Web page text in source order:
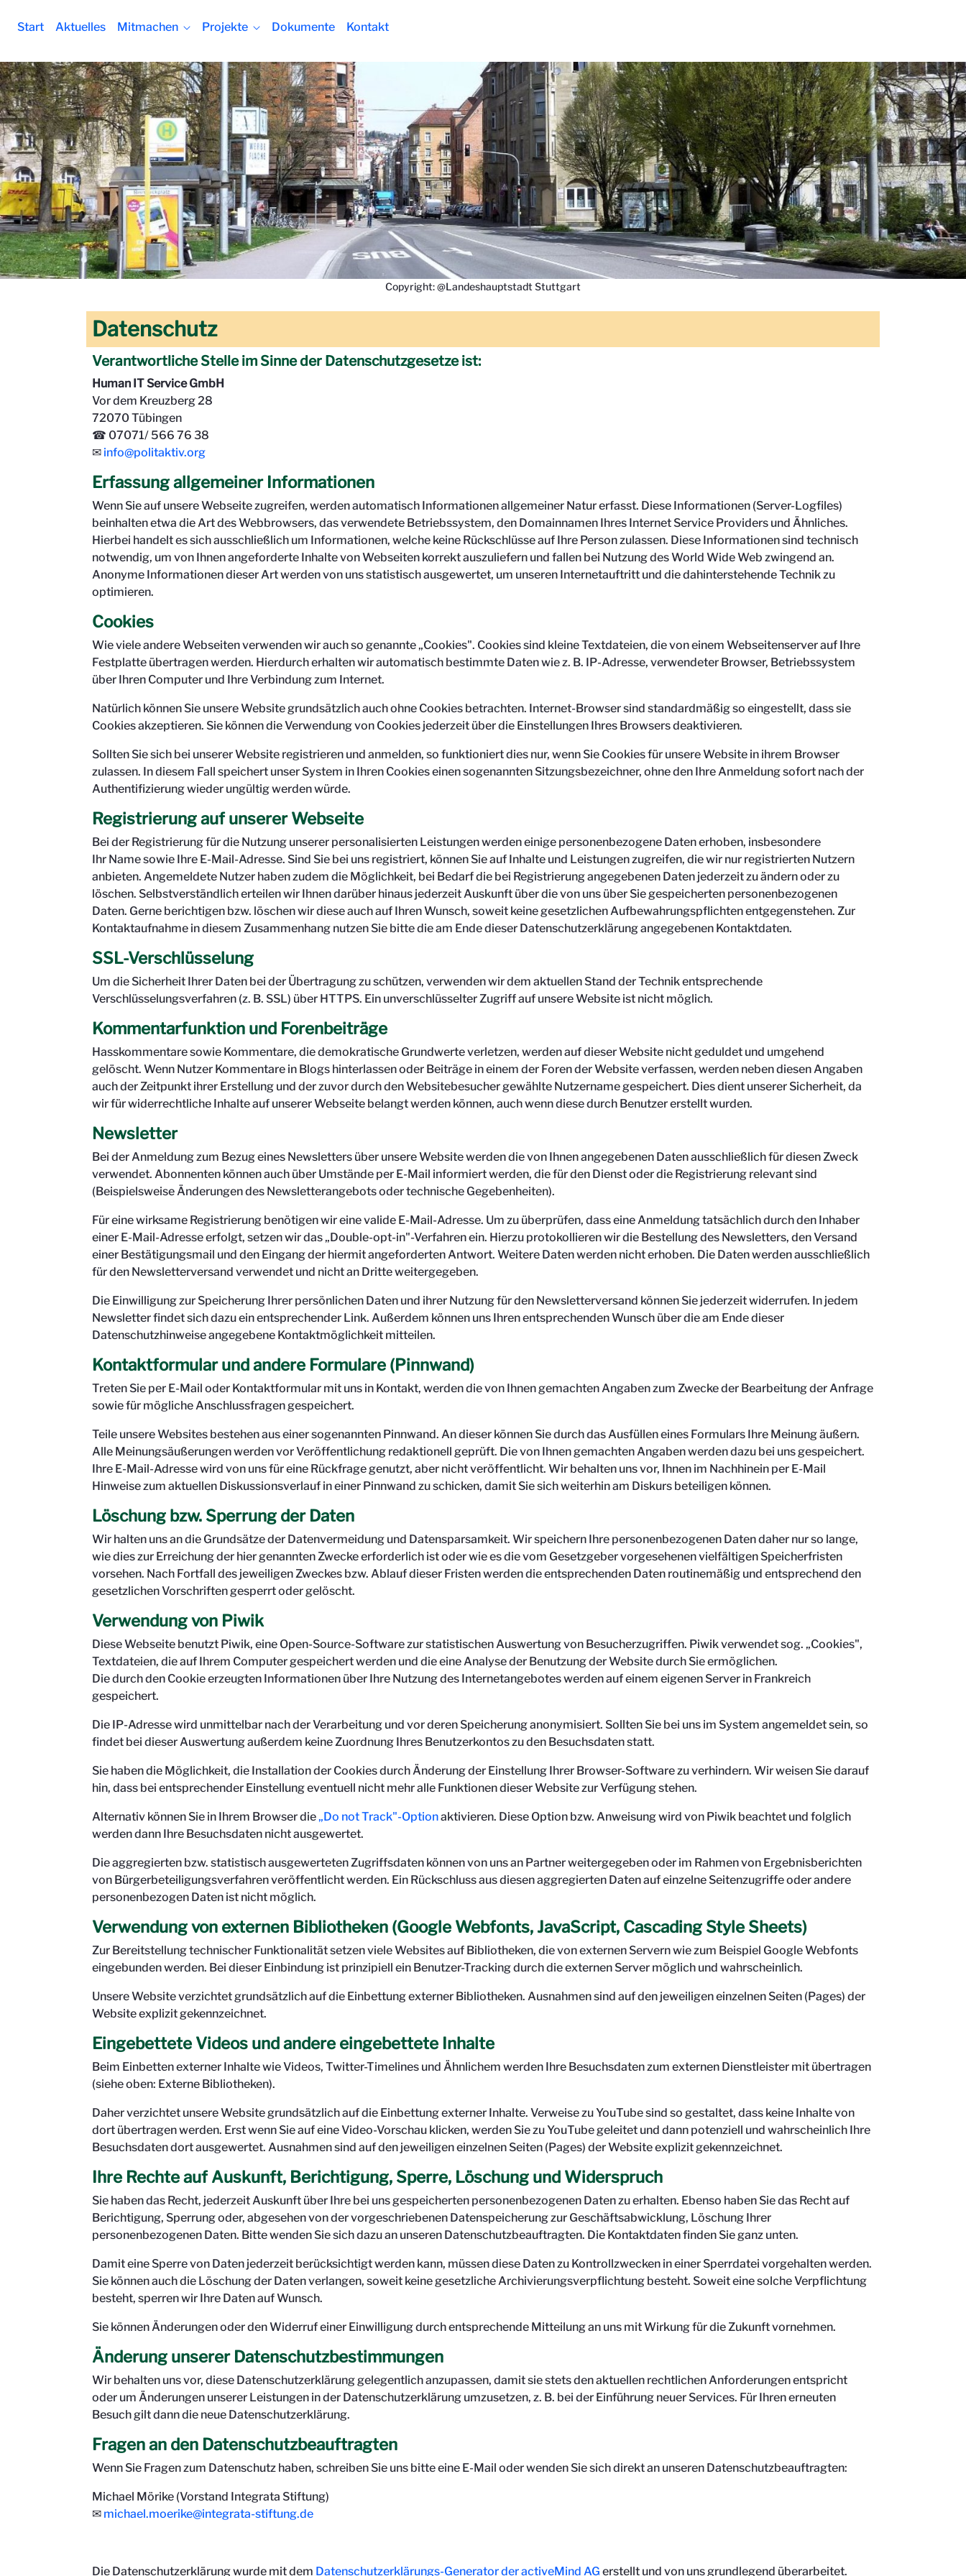
Start Aktuelles Mitmachen Projekte Dokumente Kontakt
Copyright: @Landeshauptstadt Stuttgart
Datenschutz
Verantwortliche Stelle im Sinne der Datenschutzgesetze ist:
Human IT Service GmbH
Vor dem Kreuzberg 28
72070 Tübingen
☎ 07071/ 566 76 38
✉ info@politaktiv.org
Erfassung allgemeiner Informationen
Wenn Sie auf unsere Webseite zugreifen, werden automatisch Informationen allgemeiner Natur erfasst. Diese Informationen (Server-Logfiles)
beinhalten etwa die Art des Webbrowsers, das verwendete Betriebssystem, den Domainnamen Ihres Internet Service Providers und Ähnliches.
Hierbei handelt es sich ausschließlich um Informationen, welche keine Rückschlüsse auf Ihre Person zulassen. Diese Informationen sind technisch
notwendig, um von Ihnen angeforderte Inhalte von Webseiten korrekt auszuliefern und fallen bei Nutzung des World Wide Web zwingend an.
Anonyme Informationen dieser Art werden von uns statistisch ausgewertet, um unseren Internetauftritt und die dahinterstehende Technik zu
optimieren.
Cookies
Wie viele andere Webseiten verwenden wir auch so genannte „Cookies". Cookies sind kleine Textdateien, die von einem Webseitenserver auf Ihre
Festplatte übertragen werden. Hierdurch erhalten wir automatisch bestimmte Daten wie z. B. IP-Adresse, verwendeter Browser, Betriebssystem
über Ihren Computer und Ihre Verbindung zum Internet.
Natürlich können Sie unsere Website grundsätzlich auch ohne Cookies betrachten. Internet-Browser sind standardmäßig so eingestellt, dass sie
Cookies akzeptieren. Sie können die Verwendung von Cookies jederzeit über die Einstellungen Ihres Browsers deaktivieren.
Sollten Sie sich bei unserer Website registrieren und anmelden, so funktioniert dies nur, wenn Sie Cookies für unsere Website in ihrem Browser
zulassen. In diesem Fall speichert unser System in Ihren Cookies einen sogenannten Sitzungsbezeichner, ohne den Ihre Anmeldung sofort nach der
Authentifizierung wieder ungültig werden würde.
Registrierung auf unserer Webseite
Bei der Registrierung für die Nutzung unserer personalisierten Leistungen werden einige personenbezogene Daten erhoben, insbesondere
Ihr Name sowie Ihre E-Mail-Adresse. Sind Sie bei uns registriert, können Sie auf Inhalte und Leistungen zugreifen, die wir nur registrierten Nutzern
anbieten. Angemeldete Nutzer haben zudem die Möglichkeit, bei Bedarf die bei Registrierung angegebenen Daten jederzeit zu ändern oder zu
löschen. Selbstverständlich erteilen wir Ihnen darüber hinaus jederzeit Auskunft über die von uns über Sie gespeicherten personenbezogenen
Daten. Gerne berichtigen bzw. löschen wir diese auch auf Ihren Wunsch, soweit keine gesetzlichen Aufbewahrungspflichten entgegenstehen. Zur
Kontaktaufnahme in diesem Zusammenhang nutzen Sie bitte die am Ende dieser Datenschutzerklärung angegebenen Kontaktdaten.
SSL-Verschlüsselung
Um die Sicherheit Ihrer Daten bei der Übertragung zu schützen, verwenden wir dem aktuellen Stand der Technik entsprechende
Verschlüsselungsverfahren (z. B. SSL) über HTTPS. Ein unverschlüsselter Zugriff auf unsere Website ist nicht möglich.
Kommentarfunktion und Forenbeiträge
Hasskommentare sowie Kommentare, die demokratische Grundwerte verletzen, werden auf dieser Website nicht geduldet und umgehend
gelöscht. Wenn Nutzer Kommentare in Blogs hinterlassen oder Beiträge in einem der Foren der Website verfassen, werden neben diesen Angaben
auch der Zeitpunkt ihrer Erstellung und der zuvor durch den Websitebesucher gewählte Nutzername gespeichert. Dies dient unserer Sicherheit, da
wir für widerrechtliche Inhalte auf unserer Webseite belangt werden können, auch wenn diese durch Benutzer erstellt wurden.
Newsletter
Bei der Anmeldung zum Bezug eines Newsletters über unsere Website werden die von Ihnen angegebenen Daten ausschließlich für diesen Zweck
verwendet. Abonnenten können auch über Umstände per E-Mail informiert werden, die für den Dienst oder die Registrierung relevant sind
(Beispielsweise Änderungen des Newsletterangebots oder technische Gegebenheiten).
Für eine wirksame Registrierung benötigen wir eine valide E-Mail-Adresse. Um zu überprüfen, dass eine Anmeldung tatsächlich durch den Inhaber
einer E-Mail-Adresse erfolgt, setzen wir das „Double-opt-in"-Verfahren ein. Hierzu protokollieren wir die Bestellung des Newsletters, den Versand
einer Bestätigungsmail und den Eingang der hiermit angeforderten Antwort. Weitere Daten werden nicht erhoben. Die Daten werden ausschließlich
für den Newsletterversand verwendet und nicht an Dritte weitergegeben.
Die Einwilligung zur Speicherung Ihrer persönlichen Daten und ihrer Nutzung für den Newsletterversand können Sie jederzeit widerrufen. In jedem
Newsletter findet sich dazu ein entsprechender Link. Außerdem können uns Ihren entsprechenden Wunsch über die am Ende dieser
Datenschutzhinweise angegebene Kontaktmöglichkeit mitteilen.
Kontaktformular und andere Formulare (Pinnwand)
Treten Sie per E-Mail oder Kontaktformular mit uns in Kontakt, werden die von Ihnen gemachten Angaben zum Zwecke der Bearbeitung der Anfrage
sowie für mögliche Anschlussfragen gespeichert.
Teile unsere Websites bestehen aus einer sogenannten Pinnwand. An dieser können Sie durch das Ausfüllen eines Formulars Ihre Meinung äußern.
Alle Meinungsäußerungen werden vor Veröffentlichung redaktionell geprüft. Die von Ihnen gemachten Angaben werden dazu bei uns gespeichert.
Ihre E-Mail-Adresse wird von uns für eine Rückfrage genutzt, aber nicht veröffentlicht. Wir behalten uns vor, Ihnen im Nachhinein per E-Mail
Hinweise zum aktuellen Diskussionsverlauf in einer Pinnwand zu schicken, damit Sie sich weiterhin am Diskurs beteiligen können.
Löschung bzw. Sperrung der Daten
Wir halten uns an die Grundsätze der Datenvermeidung und Datensparsamkeit. Wir speichern Ihre personenbezogenen Daten daher nur so lange,
wie dies zur Erreichung der hier genannten Zwecke erforderlich ist oder wie es die vom Gesetzgeber vorgesehenen vielfältigen Speicherfristen
vorsehen. Nach Fortfall des jeweiligen Zweckes bzw. Ablauf dieser Fristen werden die entsprechenden Daten routinemäßig und entsprechend den
gesetzlichen Vorschriften gesperrt oder gelöscht.
Verwendung von Piwik
Diese Webseite benutzt Piwik, eine Open-Source-Software zur statistischen Auswertung von Besucherzugriffen. Piwik verwendet sog. „Cookies",
Textdateien, die auf Ihrem Computer gespeichert werden und die eine Analyse der Benutzung der Website durch Sie ermöglichen.
Die durch den Cookie erzeugten Informationen über Ihre Nutzung des Internetangebotes werden auf einem eigenen Server in Frankreich
gespeichert.
Die IP-Adresse wird unmittelbar nach der Verarbeitung und vor deren Speicherung anonymisiert. Sollten Sie bei uns im System angemeldet sein, so
findet bei dieser Auswertung außerdem keine Zuordnung Ihres Benutzerkontos zu den Besuchsdaten statt.
Sie haben die Möglichkeit, die Installation der Cookies durch Änderung der Einstellung Ihrer Browser-Software zu verhindern. Wir weisen Sie darauf
hin, dass bei entsprechender Einstellung eventuell nicht mehr alle Funktionen dieser Website zur Verfügung stehen.
Alternativ können Sie in Ihrem Browser die„Do not Track"-Optionaktivieren. Diese Option bzw. Anweisung wird von Piwik beachtet und folglich
werden dann Ihre Besuchsdaten nicht ausgewertet.
Die aggregierten bzw. statistisch ausgewerteten Zugriffsdaten können von uns an Partner weitergegeben oder im Rahmen von Ergebnisberichten
von Bürgerbeteiligungsverfahren veröffentlicht werden. Ein Rückschluss aus diesen aggregierten Daten auf einzelne Seitenzugriffe oder andere
personenbezogen Daten ist nicht möglich.
Verwendung von externen Bibliotheken (Google Webfonts, JavaScript, Cascading Style Sheets)
Zur Bereitstellung technischer Funktionalität setzen viele Websites auf Bibliotheken, die von externen Servern wie zum Beispiel Google Webfonts
eingebunden werden. Bei dieser Einbindung ist prinzipiell ein Benutzer-Tracking durch die externen Server möglich und wahrscheinlich.
Unsere Website verzichtet grundsätzlich auf die Einbettung externer Bibliotheken. Ausnahmen sind auf den jeweiligen einzelnen Seiten (Pages) der
Website explizit gekennzeichnet.
Eingebettete Videos und andere eingebettete Inhalte
Beim Einbetten externer Inhalte wie Videos, Twitter-Timelines und Ähnlichem werden Ihre Besuchsdaten zum externen Dienstleister mit übertragen
(siehe oben: Externe Bibliotheken).
Daher verzichtet unsere Website grundsätzlich auf die Einbettung externer Inhalte. Verweise zu YouTube sind so gestaltet, dass keine Inhalte von
dort übertragen werden. Erst wenn Sie auf eine Video-Vorschau klicken, werden Sie zu YouTube geleitet und dann potenziell und wahrscheinlich Ihre
Besuchsdaten dort ausgewertet. Ausnahmen sind auf den jeweiligen einzelnen Seiten (Pages) der Website explizit gekennzeichnet.
Ihre Rechte auf Auskunft, Berichtigung, Sperre, Löschung und Widerspruch
Sie haben das Recht, jederzeit Auskunft über Ihre bei uns gespeicherten personenbezogenen Daten zu erhalten. Ebenso haben Sie das Recht auf
Berichtigung, Sperrung oder, abgesehen von der vorgeschriebenen Datenspeicherung zur Geschäftsabwicklung, Löschung Ihrer
personenbezogenen Daten. Bitte wenden Sie sich dazu an unseren Datenschutzbeauftragten. Die Kontaktdaten finden Sie ganz unten.
Damit eine Sperre von Daten jederzeit berücksichtigt werden kann, müssen diese Daten zu Kontrollzwecken in einer Sperrdatei vorgehalten werden.
Sie können auch die Löschung der Daten verlangen, soweit keine gesetzliche Archivierungsverpflichtung besteht. Soweit eine solche Verpflichtung
besteht, sperren wir Ihre Daten auf Wunsch.
Sie können Änderungen oder den Widerruf einer Einwilligung durch entsprechende Mitteilung an uns mit Wirkung für die Zukunft vornehmen.
Änderung unserer Datenschutzbestimmungen
Wir behalten uns vor, diese Datenschutzerklärung gelegentlich anzupassen, damit sie stets den aktuellen rechtlichen Anforderungen entspricht
oder um Änderungen unserer Leistungen in der Datenschutzerklärung umzusetzen, z. B. bei der Einführung neuer Services. Für Ihren erneuten
Besuch gilt dann die neue Datenschutzerklärung.
Fragen an den Datenschutzbeauftragten
Wenn Sie Fragen zum Datenschutz haben, schreiben Sie uns bitte eine E-Mail oder wenden Sie sich direkt an unseren Datenschutzbeauftragten:
Michael Mörike (Vorstand Integrata Stiftung)
✉ michael.moerike@integrata-stiftung.de
Die Datenschutzerklärung wurde mit dem Datenschutzerklärungs-Generator der activeMind AG erstellt und von uns grundlegend überarbeitet.